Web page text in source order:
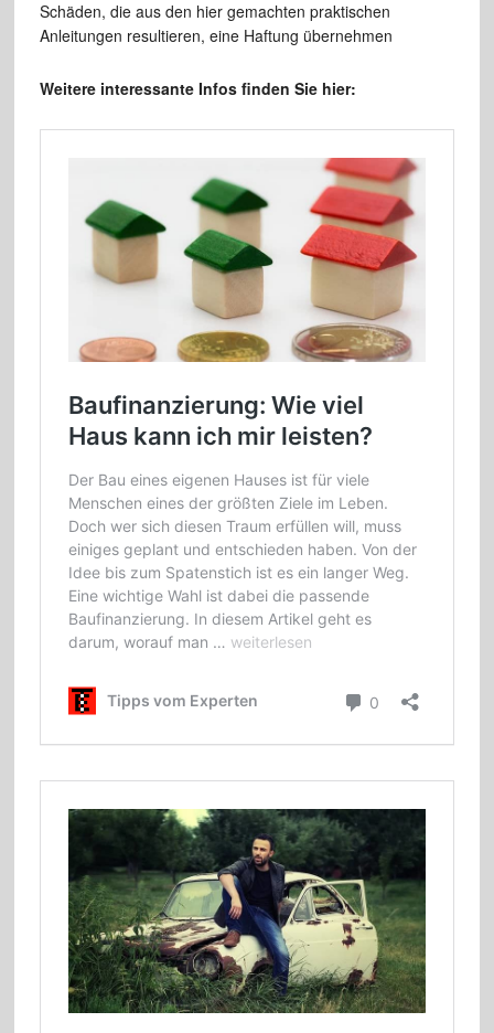
Schäden, die aus den hier gemachten praktischen
Anleitungen resultieren, eine Haftung übernehmen
Weitere interessante Infos finden Sie hier: